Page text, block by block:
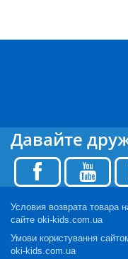
Давайте
Условия возврата товара
сайте oki-kids.com.ua
Умови користування
oki-kids.com.ua